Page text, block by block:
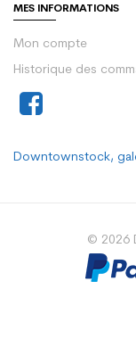
MES INFORMATIONS
Mon compte
Historique des
Downtownstock,
© 2026